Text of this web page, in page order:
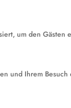
um den Gästen
und Ihrem Besuch